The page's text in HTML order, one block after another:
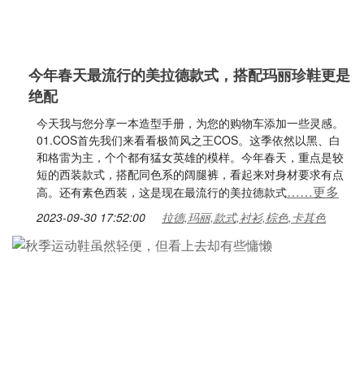
今年春天最流行的美拉德款式，搭配玛丽珍鞋更是
绝配
今天我与您分享一本造型手册，为您的购物车添加一些灵感。
01.COS首先我们来看看极简风之王COS。这季依然以黑、白
和格雷为主，个个都有猛女英雄的模样。今年春天，重点是较
短的西装款式，搭配同色系的阔腿裤，看起来对身材要求有点
高。还有素色西装，这是现在最流行的美拉德款式……更多
2023-09-30 17:52:00 拉德,玛丽,款式,衬衫,棕色,卡其色